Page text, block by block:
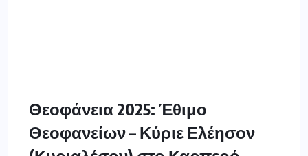
Θεοφάνεια 2025: Έθιμο
Θεοφανείων – Κύριε Ελέησον